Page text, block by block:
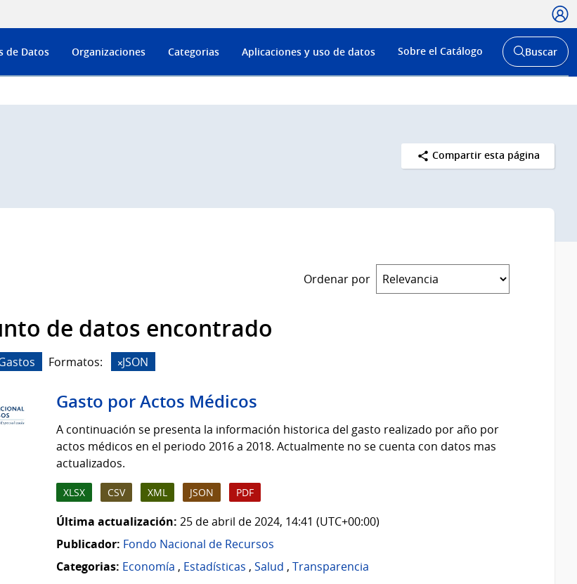
Menú
de
de Datos Organizaciones Categorias Aplicaciones y uso de datos Sobre el Catálogo
Abrir
buscador
Buscar
Compartir esta página
Ordenar por
de datos encontrado
Formatos: JSON
Gasto por Actos Médicos
A continuación se presenta la información historica del gasto realizado por año por
actos médicos en el periodo 2016 a 2018. Actualmente no se cuenta con datos mas
actualizados.
XLSX CSV XML JSON PDF
Última actualización: 25 de abril de 2024, 14:41 (UTC+00:00)
Publicador: Fondo Nacional de Recursos
Categorias: Economía , Estadísticas , Salud , Transparencia